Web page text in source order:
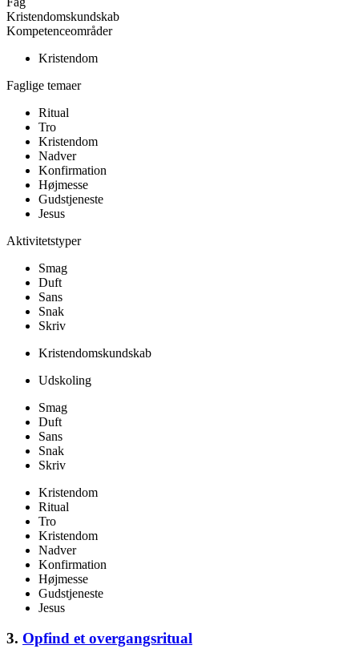
Kristendomskundskab
Kompetenceområder
Kristendom
Faglige temaer
Ritual
Tro
Kristendom
Nadver
Konfirmation
Højmesse
Gudstjeneste
Jesus
Aktivitetstyper
Smag
Duft
Sans
Snak
Skriv
Kristendomskundskab
Udskoling
Smag
Duft
Sans
Snak
Skriv
Kristendom
Ritual
Tro
Kristendom
Nadver
Konfirmation
Højmesse
Gudstjeneste
Jesus
3. Opfind et overgangsritual